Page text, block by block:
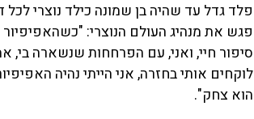
פלד גדל עד שהיה בן שמונה כילד נוצרי
פגש את מנהיג העולם הנוצרי:
סיפור חיי, ואני, עם הפרחחות שנשארה בי,
לוקחים אותי בחזרה, אני הייתי נהיה
הוא צחק".